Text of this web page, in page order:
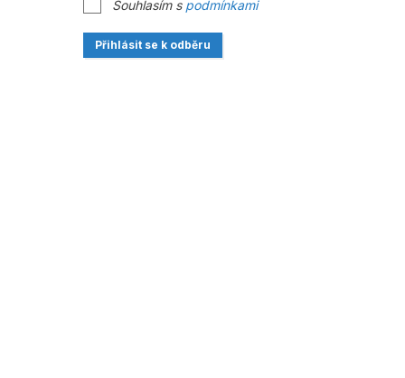
Souhlasím s podmínkami
Přihlásit se k odběru